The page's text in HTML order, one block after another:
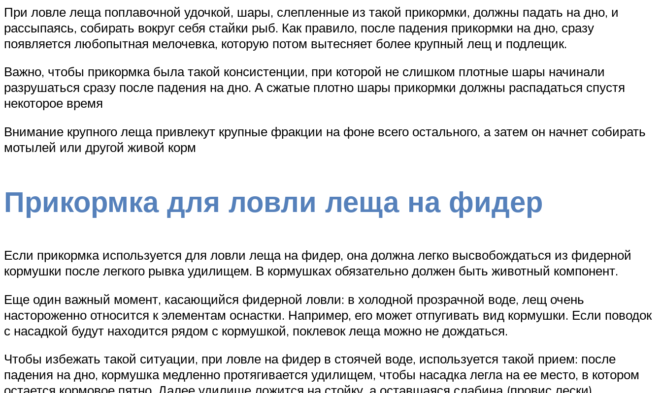
При ловле леща поплавочной удочкой, шары, слепленные из такой прикормки, должны падать на дно, и
рассыпаясь, собирать вокруг себя стайки рыб. Как правило, после падения прикормки на дно, сразу
появляется любопытная мелочевка, которую потом вытесняет более крупный лещ и подлещик.
Важно, чтобы прикормка была такой консистенции, при которой не слишком плотные шары начинали
разрушаться сразу после падения на дно. А сжатые плотно шары прикормки должны распадаться спустя
некоторое время
Внимание крупного леща привлекут крупные фракции на фоне всего остального, а затем он начнет собирать
мотылей или другой живой корм
Прикормка для ловли леща на фидер
Если прикормка используется для ловли леща на фидер, она должна легко высвобождаться из фидерной
кормушки после легкого рывка удилищем. В кормушках обязательно должен быть животный компонент.
Еще один важный момент, касающийся фидерной ловли: в холодной прозрачной воде, лещ очень
настороженно относится к элементам оснастки. Например, его может отпугивать вид кормушки. Если поводок
с насадкой будут находится рядом с кормушкой, поклевок леща можно не дождаться.
Чтобы избежать такой ситуации, при ловле на фидер в стоячей воде, используется такой прием: после
падения на дно, кормушка медленно протягивается удилищем, чтобы насадка легла на ее место, в котором